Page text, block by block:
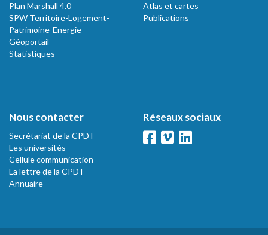
Plan Marshall 4.0
SPW Territoire-Logement-
Patrimoine-Energie
Géoportail
Statistiques
Atlas et cartes
Publications
Nous contacter
Secrétariat de la CPDT
Les universités
Cellule communication
La lettre de la CPDT
Annuaire
Réseaux sociaux